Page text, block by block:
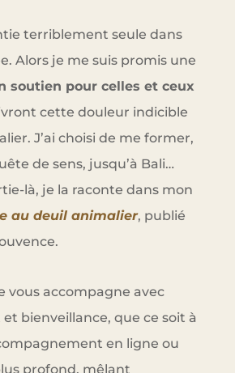
terriblement seule dans
Alors je me suis promis une
soutien pour celles et ceux
cette douleur indicible
J’ai choisi de me former,
de sens, jusqu’à Bali…
là, je la raconte dans mon
au deuil animalier, publié
vous accompagne avec
bienveillance, que ce soit à
en ligne ou
profond, mêlant